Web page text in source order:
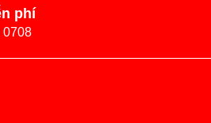
phí
0708